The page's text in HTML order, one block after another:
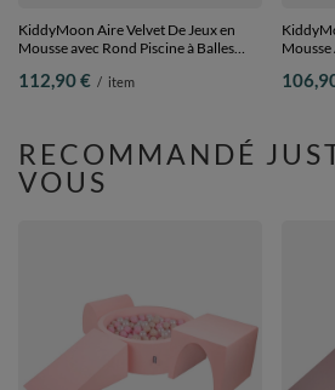
KiddyMoon Aire Velvet De Jeux en
Mousse avec Rond Piscine à Balles
brun/cuivre/beige pastel/saumon,
112,90 € / item
Mousse
perle/
RECOMMANDÉ
VOUS